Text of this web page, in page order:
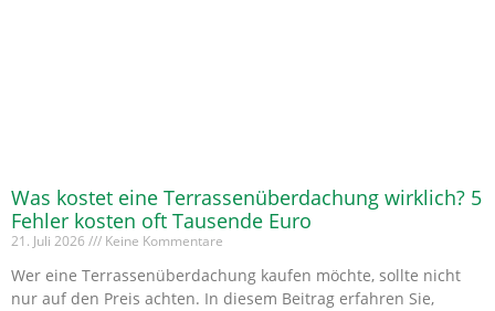
Was kostet eine Terrassenüberdachung wirklich? 5
Fehler kosten oft Tausende Euro
21. Juli 2026 Keine Kommentare
Wer eine Terrassenüberdachung kaufen möchte, sollte nicht
nur auf den Preis achten. In diesem Beitrag erfahren Sie,